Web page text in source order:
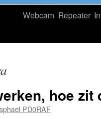
Webcam Repeater
hoe zit
PD0RAF